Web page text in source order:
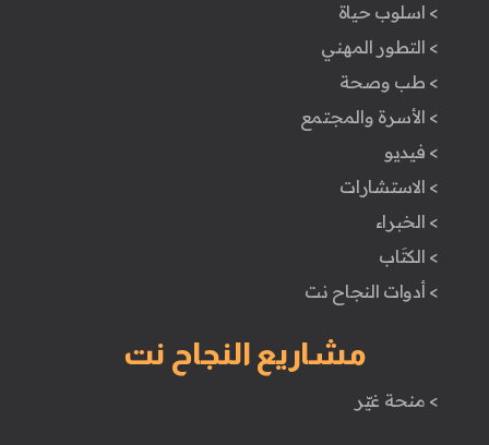
> اسلوب حياة
> التطور المهني
> طب وصحة
> الأسرة والمجتمع
> فيديو
> الاستشارات
> الخبراء
> الكتَاب
> أدوات النجاح نت
مشاريع النجاح نت
> منحة غيّر